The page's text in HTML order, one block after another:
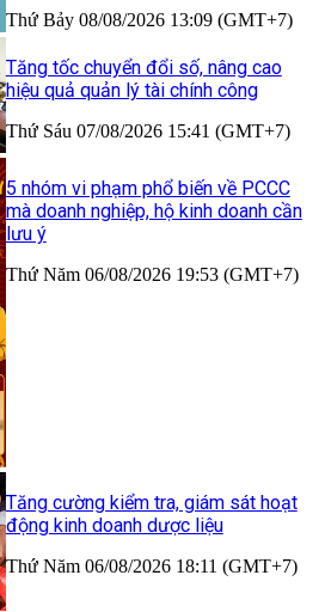
Thứ Bảy 08/08/2026 13:09 (GMT+7)
Tăng tốc chuyển đổi số, nâng cao
hiệu quả quản lý tài chính công
Thứ Sáu 07/08/2026 15:41 (GMT+7)
5 nhóm vi phạm phổ biến về PCCC
mà doanh nghiệp, hộ kinh doanh cần
lưu ý
Thứ Năm 06/08/2026 19:53 (GMT+7)
Tăng cường kiểm tra, giám sát hoạt
động kinh doanh dược liệu
Thứ Năm 06/08/2026 18:11 (GMT+7)